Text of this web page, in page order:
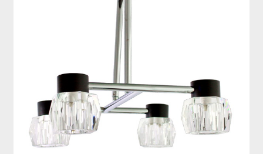
Купить люстру в Украине
Мой аккаунт
О нас